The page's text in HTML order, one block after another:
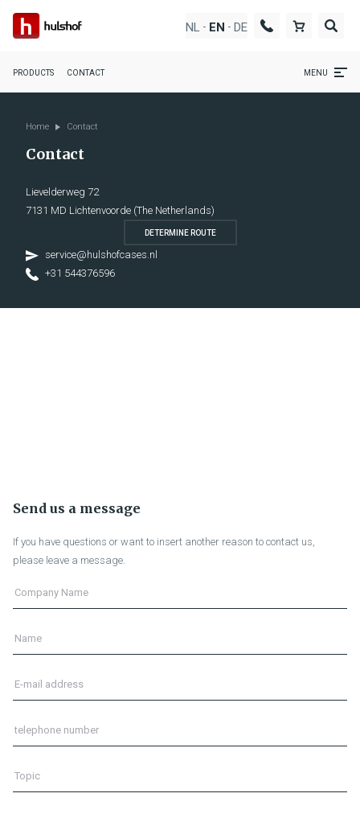
NL - EN - DE
PRODUCTS CONTACT MENU
Home Contact
Contact
Lievelderweg 72
7131 MD Lichtenvoorde (The Netherlands)
DETERMINE ROUTE
service@hulshofcases.nl
+31 544376596
Send us a message
If you have questions or want to insert another reason to contact us,
please leave a message.